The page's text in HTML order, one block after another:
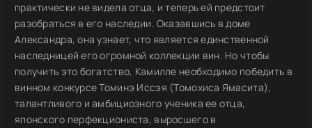
практически не видела отца, и теперь ей предстоит
разобраться в его наследии. Оказавшись в доме
Александра, она узнает, что является единственной
наследницей его огромной коллекции вин. Но чтобы
получить это богатство, Камилле необходимо победить в
винном конкурсе Томинэ Иссэя (Томохиса Ямасита),
талантливого и амбициозного ученика ее отца,
японского перфекциониста, выросшего в